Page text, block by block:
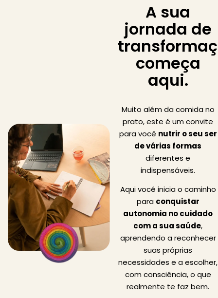
A sua
jornada de
começa
aqui.
Muito além da comida no
prato, este é um convite
para você nutrir o seu ser
de várias formas
diferentes e
indispensáveis.
Aqui você inicia o caminho
para conquistar
autonomia no cuidado
com a sua saúde,
aprendendo a reconhecer
suas próprias
necessidades e a escolher,
com consciência, o que
realmente te faz bem.